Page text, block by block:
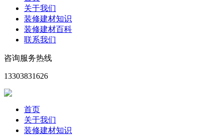
关于我们
装修建材知识
装修建材百科
联系我们
咨询服务热线
13303831626
首页
关于我们
装修建材知识